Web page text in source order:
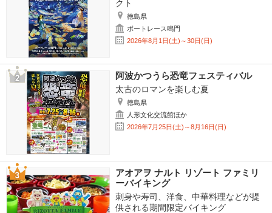
クト
徳島県
ボートレース鳴門
2026年8月1日(土)～30日(日)
阿波かつうら恐竜フェスティバル
太古のロマンを楽しむ夏
徳島県
人形文化交流館ほか
2026年7月25日(土)～8月16日(日)
アオアヲ ナルト リゾート ファミリ
ーバイキング
刺身や寿司、洋食、中華料理などが提
供される期間限定バイキング